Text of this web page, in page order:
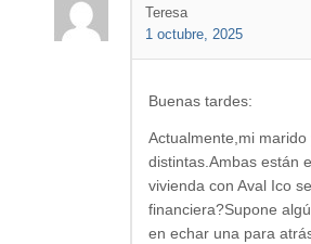
Teresa
1 octubre, 2025
Buenas tardes:
Actualmente,mi
distintas.Ambas están
vivienda con Aval Ico
financiera?Supone
en echar una para